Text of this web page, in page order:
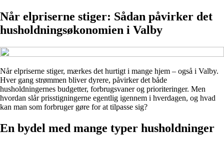
Når elpriserne stiger: Sådan påvirker det
husholdningsøkonomien i Valby
Når elpriserne stiger, mærkes det hurtigt i mange hjem – også i Valby.
Hver gang strømmen bliver dyrere, påvirker det både
husholdningernes budgetter, forbrugsvaner og prioriteringer. Men
hvordan slår prisstigningerne egentlig igennem i hverdagen, og hvad
kan man som forbruger gøre for at tilpasse sig?
En bydel med mange typer husholdninger